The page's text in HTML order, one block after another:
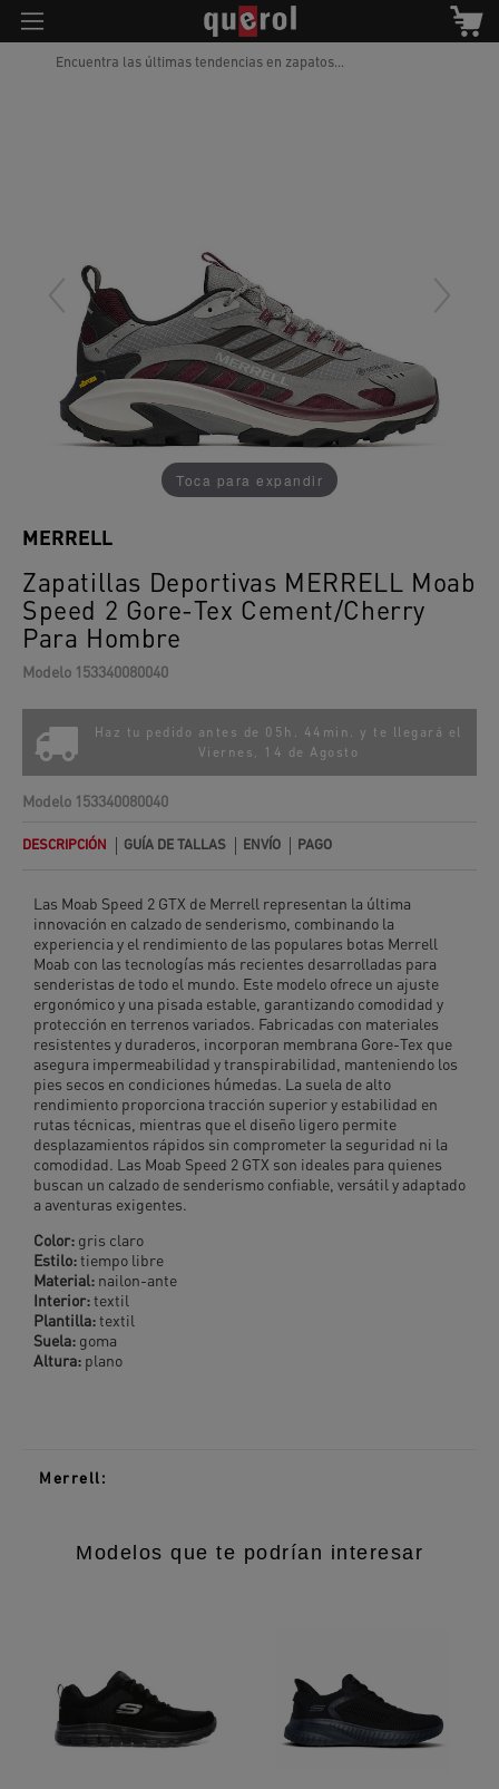
Encuentra las últimas tendencias en zapatos...
Toca para expandir
Zapatillas Deportivas MERRELL Moab
Speed 2 Gore-Tex Cement/cherry
Para Hombre
MERRELL
Modelo 153340080040
Haz tu pedido antes de 05h. 44min. y te llegará el
Viernes, 14 de Agosto
Modelo 153340080040
DESCRIPCIÓN GUÍA DE TALLAS ENVÍO PAGO
Las Moab Speed 2 GTX de Merrell representan la última
innovación en calzado de senderismo, combinando la
experiencia y el rendimiento de las populares botas Merrell
Moab con las tecnologías más recientes desarrolladas para
senderistas de todo el mundo. Este modelo ofrece un ajuste
ergonómico y una pisada estable, garantizando comodidad y
protección en terrenos variados. Fabricadas con materiales
resistentes y duraderos, incorporan membrana Gore-Tex que
asegura impermeabilidad y transpirabilidad, manteniendo los
pies secos en condiciones húmedas. La suela de alto
rendimiento proporciona tracción superior y estabilidad en
rutas técnicas, mientras que el diseño ligero permite
desplazamientos rápidos sin comprometer la seguridad ni la
comodidad. Las Moab Speed 2 GTX son ideales para quienes
buscan un calzado de senderismo confiable, versátil y adaptado
a aventuras exigentes.
Color: gris claro
Estilo:tiempo libre
Material: nailon-ante
Interior:textil
Plantilla:textil
Suela: goma
Altura: plano
Merrell:
Modelos que te podrían interesar